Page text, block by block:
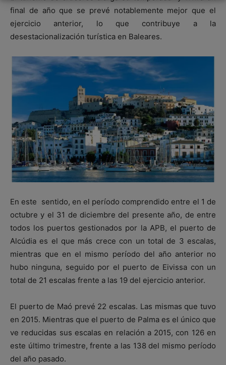
final de año que se prevé notablemente mejor que el
ejercicio anterior, lo que contribuye a la
desestacionalización turística en Baleares.
En este sentido, en el período comprendido entre el 1 de
octubre y el 31 de diciembre del presente año, de entre
todos los puertos gestionados por la APB, el puerto de
Alcúdia es el que más crece con un total de 3 escalas,
mientras que en el mismo período del año anterior no
hubo ninguna, seguido por el puerto de Eivissa con un
total de 21 escalas frente a las 19 del ejercicio anterior.
El puerto de Maó prevé 22 escalas. Las mismas que tuvo
en 2015. Mientras que el puerto de Palma es el único que
ve reducidas sus escalas en relación a 2015, con 126 en
este último trimestre, frente a las 138 del mismo período
del año pasado.